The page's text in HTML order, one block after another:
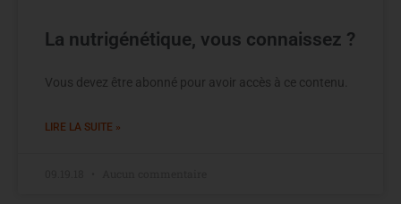
La nutrigénétique, vous connaissez ?
Vous devez être abonné pour avoir accès à ce contenu.
LIRE LA SUITE »